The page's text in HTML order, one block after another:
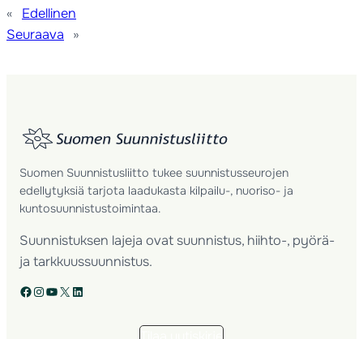
«
Edellinen
Seuraava
»
Suomen Suunnistusliitto tukee suunnistusseurojen
edellytyksiä tarjota laadukasta kilpailu-, nuoriso- ja
kuntosuunnistustoimintaa.
Suunnistuksen lajeja ovat suunnistus, hiihto-, pyörä-
ja tarkkuussuunnistus.
Facebook Instagram YouTube X LinkedIn